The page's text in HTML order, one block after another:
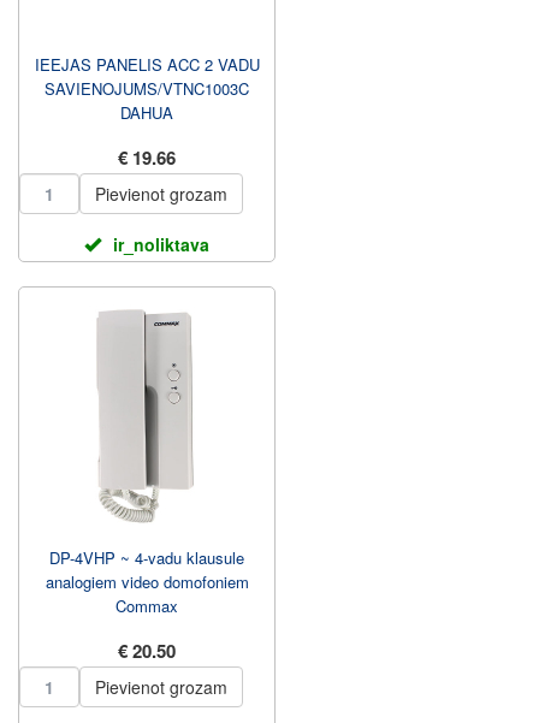
IEEJAS PANELIS ACC 2 VADU
SAVIENOJUMS/VTNC1003C
DAHUA
€ 19.66
Pievienot grozam
ir_noliktava
DP-4VHP ~ 4-vadu klausule
analogiem video domofoniem
Commax
€ 20.50
Pievienot grozam